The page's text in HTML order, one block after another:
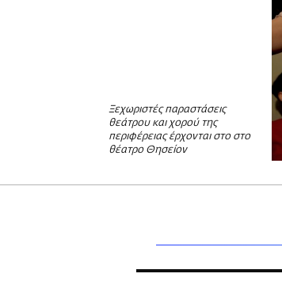
Ξεχωριστές παραστάσεις
θεάτρου και χορού της
περιφέρειας έρχονται στο στο
θέατρο Θησείον